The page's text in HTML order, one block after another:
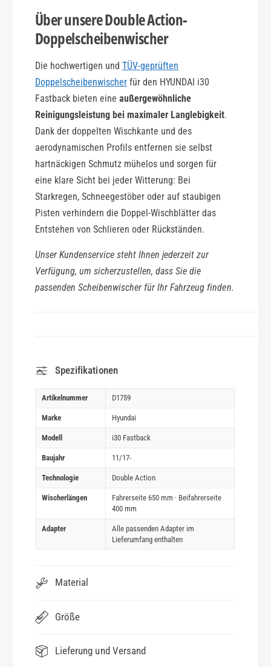
Über unsere Double Action-
Doppelscheibenwischer
Die hochwertigen undTÜV-geprüften
Doppelscheibenwischer für den HYUNDAI i30
Fastback bieten eineaußergewöhnliche
Reinigungsleistung bei maximaler Langlebigkeit.
Dank der doppelten Wischkante und des
aerodynamischen Profils entfernen sie selbst
hartnäckigen Schmutz mühelos und sorgen für
eine klare Sicht bei jeder Witterung: Bei
Starkregen, Schneegestöber oder auf staubigen
Pisten verhindern die Doppel-Wischblätter das
Entstehen von Schlieren oder Rückständen.
Unser Kundenservice steht Ihnen jederzeit zur
Verfügung, um sicherzustellen, dass Sie die
passenden Scheibenwischer für Ihr Fahrzeug finden.
Spezifikationen
Artikelnummer D1759
Marke Hyundai
Modell i30 Fastback
Baujahr 11/17-
Technologie Double Action
Wischerlängen
Fahrerseite 650 mm · Beifahrerseite
400 mm
Adapter
Alle passenden Adapter im
Lieferumfang enthalten
Material
Größe
Lieferung und Versand